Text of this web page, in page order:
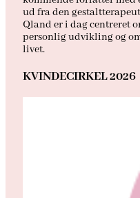
ud fra den
Qland er i dag centreret
personlig udvikling og
livet.
KVINDECIRKEL 2026